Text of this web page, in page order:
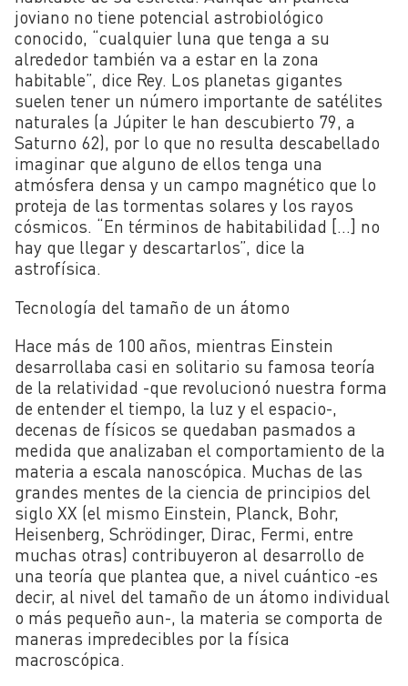
joviano no tiene potencial astrobiológico
conocido, “cualquier luna que tenga a su
alrededor también va a estar en la zona
habitable”, dice Rey. Los planetas gigantes
suelen tener un número importante de satélites
naturales (a Júpiter le han descubierto 79, a
Saturno 62), por lo que no resulta descabellado
imaginar que alguno de ellos tenga una
atmósfera densa y un campo magnético que lo
proteja de las tormentas solares y los rayos
cósmicos. “En términos de habitabilidad […] no
hay que llegar y descartarlos”, dice la
astrofísica.
Tecnología del tamaño de un átomo
Hace más de 100 años, mientras Einstein
desarrollaba casi en solitario su famosa teoría
de la relatividad -que revolucionó nuestra forma
de entender el tiempo, la luz y el espacio-,
decenas de físicos se quedaban pasmados a
medida que analizaban el comportamiento de la
materia a escala nanoscópica. Muchas de las
grandes mentes de la ciencia de principios del
siglo XX (el mismo Einstein, Planck, Bohr,
Heisenberg, Schrödinger, Dirac, Fermi, entre
muchas otras) contribuyeron al desarrollo de
una teoría que plantea que, a nivel cuántico -es
decir, al nivel del tamaño de un átomo individual
o más pequeño aun-, la materia se comporta de
maneras impredecibles por la física
macroscópica.